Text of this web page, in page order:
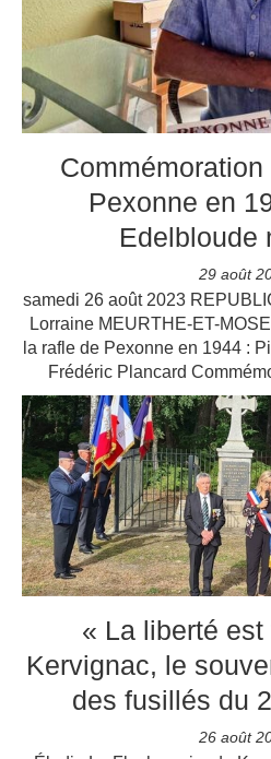
Pexonne en
Edelbloude
29 août
samedi 26 août 2023
Lorraine MEURTHE-ET-
la rafle de Pexonne en 1944 :
Frédéric Plancard
« La liberté
Kervignac, le
des fusillés du
26 août